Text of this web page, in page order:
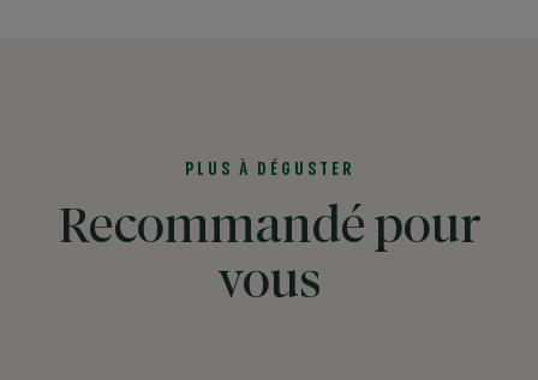
PLUS À DÉGUSTER
Recommandé pour
vous